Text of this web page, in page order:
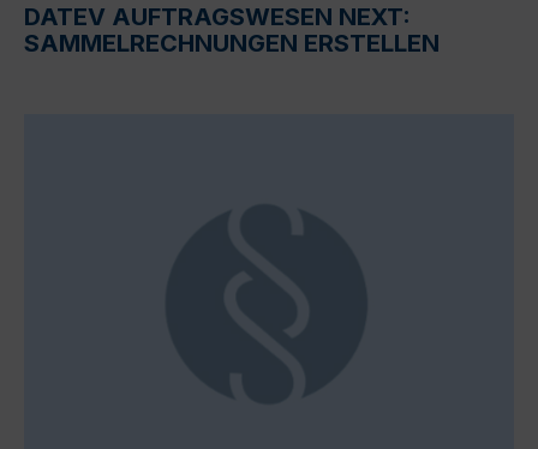
DATEV AUFTRAGSWESEN NEXT:
SAMMELRECHNUNGEN ERSTELLEN